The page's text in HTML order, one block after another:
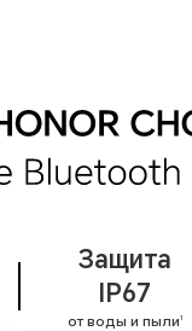
Защита
IP67
от воды и пыли1